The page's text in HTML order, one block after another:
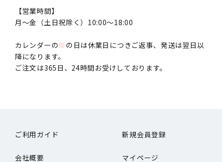
【営業時間】
月〜金（土日祝除く）10:00～18:00
カレンダーの■ の日は休業日につきご返事、発送は翌日以
降になります。
ご注文は365日、24時間お受けしております。
ご利用ガイド 新規会員登録
会社概要 マイページ